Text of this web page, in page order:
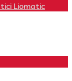
Liomatic